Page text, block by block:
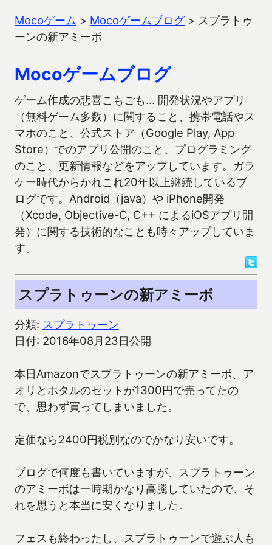
Mocoゲーム > Mocoゲームブログ> スプラトゥ
ーンの新アミーボ
Mocoゲームブログ
ゲーム作成の悲喜こもごも… 開発状況やアプリ
（無料ゲーム多数）に関すること、携帯電話やス
マホのこと、公式ストア（Google Play, App
Store）でのアプリ公開のこと、プログラミング
のこと、更新情報などをアップしています。ガラ
ケー時代からかれこれ20年以上継続しているブ
ログです。Android（java）や iPhone開発
（Xcode, Objective-C, C++ によるiOSアプリ開
発）に関する技術的なことも時々アップしていま
す。
スプラトゥーンの新アミーボ
分類: スプラトゥーン
日付: 2016年08月23日公開
本日Amazonでスプラトゥーンの新アミーボ、ア
オリとホタルのセットが1300円で売ってたの
で、思わず買ってしまいました。
定価なら2400円税別なのでかなり安いです。
ブログで何度も書いていますが、スプラトゥーン
のアミーボは一時期かなり高騰していたので、そ
れを思うと本当に安くなりました。
フェスも終わったし、スプラトゥーンで遊ぶ人も